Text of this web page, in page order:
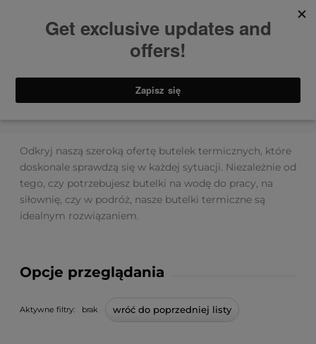
Butelki termiczne
Opcje przeglądania
Aktywne filtry: brak wróć do poprzedniej listy
Odkryj naszą szeroką ofertę butelek termicznych, które
doskonale sprawdzą się w każdej sytuacji. Niezależnie od
tego, czy potrzebujesz butelki na wodę do pracy, na
siłownię, czy w podróż, nasze butelki termiczne są
idealnym rozwiązaniem.